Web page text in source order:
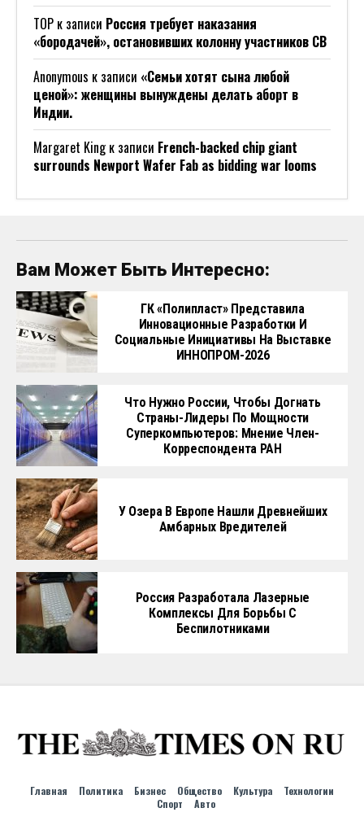
ТОР к записи Россия требует наказания
«бородачей», остановивших колонну участников СВ
Anonymous к записи «Семьи хотят сына любой
ценой»: женщины вынуждены делать аборт в
Индии.
Margaret Kingк записи French-backed chip giant
surrounds Newport Wafer Fab as bidding war looms
Вам Может Быть Интересно:
ГК «Полипласт» Представила
Инновационные Разработки И
Социальные Инициативы На Выставке
ИННОПРОМ-2026
Что Нужно России, Чтобы Догнать
Страны-Лидеры По Мощности
Суперкомпьютеров: Мнение Член-
Корреспондента РАН
У Озера В Европе Нашли Древнейших
Амбарных Вредителей
Россия Разработала Лазерные
Комплексы Для Борьбы С
Беспилотниками
Главная Политика Бизнес Общество Культура
Технологии
Спорт
Авто